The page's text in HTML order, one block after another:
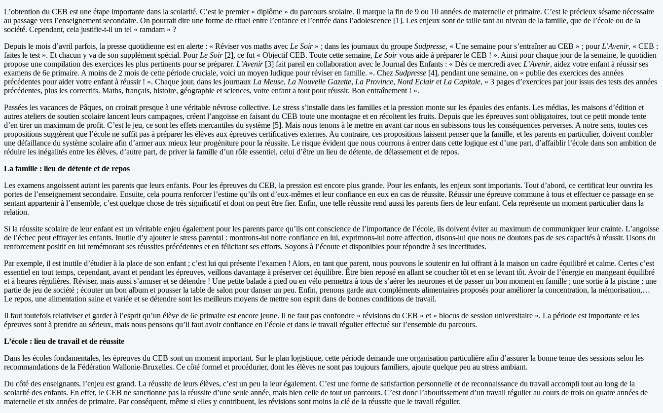
L’obtention du CEB est une étape importante dans la scolarité. C’est le premier « diplôme » du parcours scolaire. Il marque la fin de 9 ou 10 années de maternelle et primaire. C’est le précieux sésame nécessaire
au passage vers l’enseignement secondaire. On pourrait dire une forme de rituel entre l’enfance et l’entrée dans l’adolescence [1]. Les enjeux sont de taille tant au niveau de la famille, que de l’école ou de la
société. Cependant, cela justifie-t-il un tel « ramdam » ?
Depuis le mois d’avril parfois, la presse quotidienne est en alerte : « Réviser vos maths avec Le Soir» ; dans les journaux du groupe Sudpresse, « Une semaine pour s’entraîner au CEB » ; pour L’Avenir, « CEB :
faites le test ». Et chacun y va de son supplément spécial. Pour Le Soir[2], ce fut « Objectif CEB. Toute cette semaine, Le Soirvous aide à préparer le CEB ! ». Ainsi pour chaque jour de la semaine, le quotidien
propose une compilation des exercices les plus pertinents pour se préparer. L’Avenir[3] fait pareil en collaboration avec le Journal des Enfants : « Dès ce mercredi avec L’Avenir, aidez votre enfant à réussir ses
examens de 6e primaire. A moins de 2 mois de cette période cruciale, voici un moyen ludique pour réviser en famille. ». Chez Sudpresse [4], pendant une semaine, on « publie des exercices des années
précédentes pour aider votre enfant à réussir ! ». Chaque jour, dans les journaux La Meuse, La Nouvelle Gazette, La Province, Nord Eclairet La Capitale, « 3 pages d’exercices par jour issus des tests des années
précédentes, plus les correctifs. Maths, français, histoire, géographie et sciences, votre enfant a tout pour réussir. Bon entraînement ! ».
Passées les vacances de Pâques, on croirait presque à une véritable névrose collective. Le stress s’installe dans les familles et la pression monte sur les épaules des enfants. Les médias, les maisons d’édition et
autres ateliers de soutien scolaire lancent leurs campagnes, créent l’angoisse en faisant du CEB toute une montagne et en récoltent les fruits. Depuis que les épreuves sont obligatoires, tout ce petit monde tente
d’en tirer un maximum de profit. C’est le jeu, ce sont les effets mercantiles du système [5]. Mais nous tenons à le mettre en avant car nous en subissons tous les conséquences perverses. A notre sens, toutes ces
propositions suggèrent que l’école ne suffit pas à préparer les élèves aux épreuves certificatives externes. Au contraire, ces propositions laissent penser que la famille, et les parents en particulier, doivent combler
une défaillance du système scolaire afin d’armer aux mieux leur progéniture pour la réussite. Le risque évident que nous courrons à entrer dans cette logique est d’une part, d’affaiblir l’école dans son ambition de
réduire les inégalités entre les élèves, d’autre part, de priver la famille d’un rôle essentiel, celui d’être un lieu de détente, de délassement et de repos.
La famille : lieu de détente et de repos
Les examens angoissent autant les parents que leurs enfants. Pour les épreuves du CEB, la pression est encore plus grande. Pour les enfants, les enjeux sont importants. Tout d’abord, ce certificat leur ouvrira les
portes de l’enseignement secondaire. Ensuite, cela pourra renforcer l’estime qu’ils ont d’eux-mêmes et leur confiance en eux en cas de réussite. Réussir une épreuve commune à tous et effectuer ce passage en se
sentant appartenir à l’ensemble, c’est quelque chose de très significatif et dont on peut être fier. Enfin, une telle réussite rend aussi les parents fiers de leur enfant. Cela représente un moment particulier dans la
relation.
Si la réussite scolaire de leur enfant est un véritable enjeu également pour les parents parce qu’ils ont conscience de l’importance de l’école, ils doivent éviter au maximum de communiquer leur crainte. L’angoisse
de l’échec peut effrayer les enfants. Inutile d’y ajouter le stress parental : montrons-lui notre confiance en lui, exprimons-lui notre affection, disons-lui que nous ne doutons pas de ses capacités à réussir. Usons du
renforcement positif en lui remémorant ses réussites précédentes et en félicitant ses efforts. Soyons à l’écoute et disponibles pour répondre à ses incertitudes.
Par exemple, il est inutile d’étudier à la place de son enfant ; c’est lui qui présente l’examen ! Alors, en tant que parent, nous pouvons le soutenir en lui offrant à la maison un cadre équilibré et calme. Certes c’est
essentiel en tout temps, cependant, avant et pendant les épreuves, veillons davantage à préserver cet équilibre. Être bien reposé en allant se coucher tôt et en se levant tôt. Avoir de l’énergie en mangeant équilibré
et à heures régulières. Réviser, mais aussi s’amuser et se détendre ! Une petite balade à pied ou en vélo permettra à tous de s’aérer les neurones et de passer un bon moment en famille ; une sortie à la piscine ; une
partie de jeu de société ; écouter un bon album et pousser la table de salon pour danser un peu. Enfin, prenons garde aux compléments alimentaires proposés pour améliorer la concentration, la mémorisation,…
Le repos, une alimentation saine et variée et se détendre sont les meilleurs moyens de mettre son esprit dans de bonnes conditions de travail.
Il faut toutefois relativiser et garder à l’esprit qu’un élève de 6e primaire est encore jeune. Il ne faut pas confondre « révisions du CEB » et « blocus de session universitaire ». La période est importante et les
épreuves sont à prendre au sérieux, mais nous pensons qu’il faut avoir confiance en l’école et dans le travail régulier effectué sur l’ensemble du parcours.
L’école : lieu de travail et de réussite
Dans les écoles fondamentales, les épreuves du CEB sont un moment important. Sur le plan logistique, cette période demande une organisation particulière afin d’assurer la bonne tenue des sessions selon les
recommandations de la Fédération Wallonie-Bruxelles. Ce côté formel et procédurier, dont les élèves ne sont pas toujours familiers, ajoute quelque peu au stress ambiant.
Du côté des enseignants, l’enjeu est grand. La réussite de leurs élèves, c’est un peu la leur également. C’est une forme de satisfaction personnelle et de reconnaissance du travail accompli tout au long de la
scolarité des enfants. En effet, le CEB ne sanctionne pas la réussite d’une seule année, mais bien celle de tout un parcours. C’est donc l’aboutissement d’un travail régulier au cours de trois ou quatre années de
maternelle et six années de primaire. Par conséquent, même si elles y contribuent, les révisions sont moins la clé de la réussite que le travail régulier.